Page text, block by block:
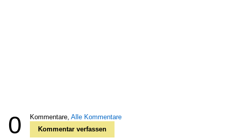
0 Kommentare, Alle Kommentare
Kommentar verfassen